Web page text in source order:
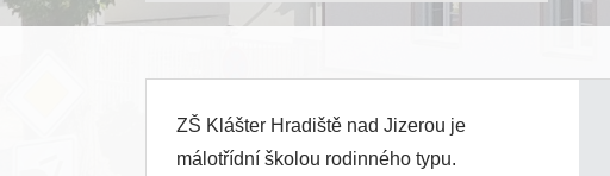
ZŠ Klášter Hradiště nad Jizerou je
málotřídní školou rodinného typu.